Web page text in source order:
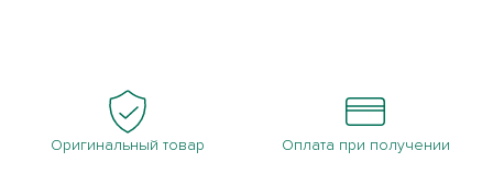
Оригинальный товар Оплата при получении